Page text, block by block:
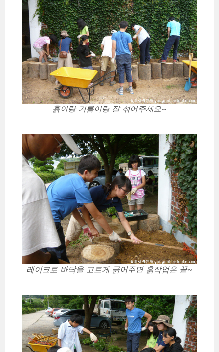
흙이랑 거름이랑 잘 섞어주세요~
레이크로 바닥을 고르게 긁어주면 흙작업은 끝~